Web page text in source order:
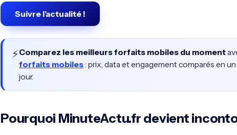
Suivre l’actualité !
⚡Comparez les meilleurs forfaits mobiles du moment
forfaits mobiles: prix, data et engagement comparés en
jour.
Pourquoi MinuteActu.fr devient